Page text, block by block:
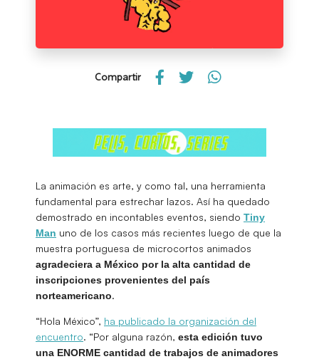
Compartir
La animación es arte, y como tal, una herramienta
fundamental para estrechar lazos. Así ha quedado
demostrado en incontables eventos, siendo Tiny
Man uno de los casos más recientes luego de que la
muestra portuguesa de microcortos animados
agradeciera a México por la alta cantidad de
inscripciones provenientes del país
norteamericano.
“Hola México”, ha publicado la organización del
encuentro. “Por alguna razón, esta edición tuvo
una ENORME cantidad de trabajos de animadores